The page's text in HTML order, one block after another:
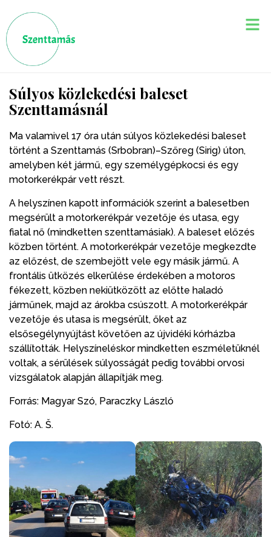
Súlyos közlekedési baleset
Szenttamásnál
Ma valamivel 17 óra után súlyos közlekedési baleset
történt a Szenttamás (Srbobran)–Szőreg (Sirig) úton,
amelyben két jármű, egy személygépkocsi és egy
motorkerékpár vett részt.
A helyszínen kapott információk szerint a balesetben
megsérült a motorkerékpár vezetője és utasa, egy
fiatal nő (mindketten szenttamásiak). A baleset előzés
közben történt. A motorkerékpár vezetője megkezdte
az előzést, de szembejött vele egy másik jármű. A
frontális ütközés elkerülése érdekében a motoros
fékezett, közben nekiütközött az előtte haladó
járműnek, majd az árokba csúszott. A motorkerékpár
vezetője és utasa is megsérült, őket az
elsősegélynyújtást követően az újvidéki kórházba
szállították. Helyszíneléskor mindketten eszméletüknél
voltak, a sérülések súlyosságát pedig további orvosi
vizsgálatok alapján állapítják meg.
Forrás: Magyar Szó, Paraczky László
Fotó: A. Š.